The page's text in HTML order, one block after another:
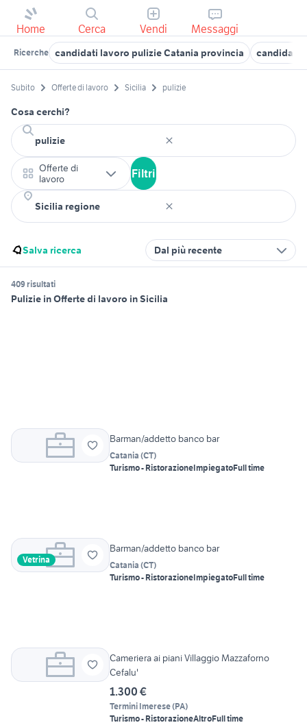
Home Cerca Vendi Messaggi
Ricerche candidati lavoro pulizie Catania provincia candidati
Subito Offerte di lavoro Sicilia pulizie
Cosa cerchi?
Offerte di
lavoro
Filtri
Salva ricerca Dal più recente
409 risultati
Pulizie in Offerte di lavoro in Sicilia
Barman/addetto banco bar
Catania (CT)
Turismo - RistorazioneImpiegatoFull time
Vetrina
Barman/addetto banco bar
Catania (CT)
Turismo - RistorazioneImpiegatoFull time
Cameriera ai piani Villaggio Mazzaforno
Cefalu'
1.300 €
Termini Imerese(PA)
Turismo - RistorazioneAltroFull time